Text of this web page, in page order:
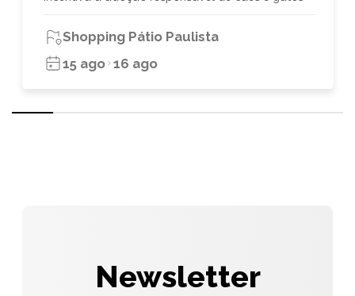
Shopping Pátio Paulista
15 ago 16 ago
Newsletter